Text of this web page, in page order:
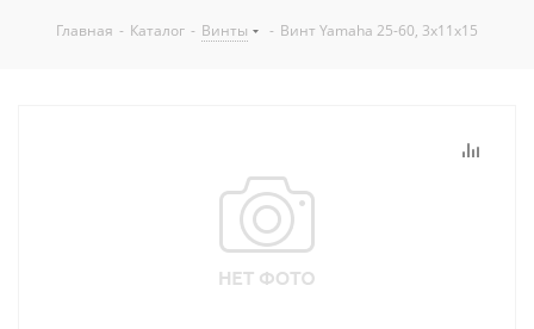
Главная - Каталог - Винты - Винт Yamaha 25-60, 3х11x15